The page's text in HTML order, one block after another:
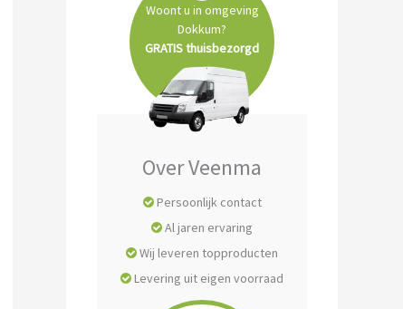
Tuin- & Park machines
Zitmaaiers
Woont u in omgeving
Dokkum?
GRATIS thuisbezorgd
Over Veenma
Persoonlijk contact
Al jaren ervaring
Wij leveren topproducten
Levering uit eigen voorraad